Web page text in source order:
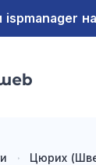
ispmanager
Цюрих